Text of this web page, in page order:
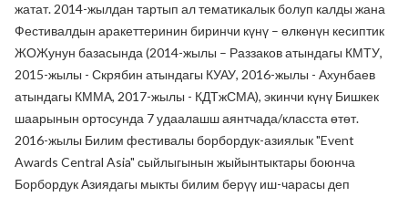
жатат. 2014-жылдан тартып ал тематикалык болуп калды жана
Фестивалдын аракеттеринин биринчи күнү – өлкөнүн кесиптик
ЖОЖунун базасында (2014-жылы – Раззаков атындагы КМТУ,
2015-жылы - Скрябин атындагы КУАУ, 2016-жылы - Ахунбаев
атындагы КММА, 2017-жылы - КДТжСМА), экинчи күнү Бишкек
шаарынын ортосунда 7 удаалашш аянтчада/класста өтөт.
2016-жылы Билим фестивалы борбордук-азиялык "Event
Awards Central Asia" сыйлыгынын жыйынтыктары боюнча
Борбордук Азиядагы мыкты билим берүү иш-чарасы деп